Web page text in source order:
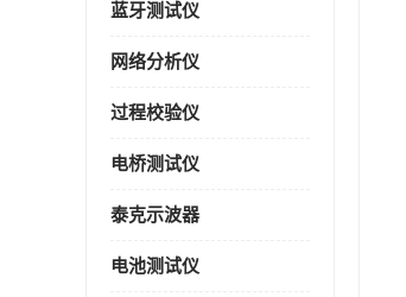
蓝牙测试仪
网络分析仪
过程校验仪
电桥测试仪
泰克示波器
电池测试仪